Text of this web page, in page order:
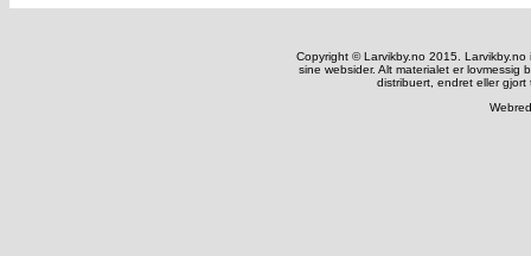
Copyright © Larvikby.no 2015.
sine websider. Alt materialet er
distribuert, endret eller